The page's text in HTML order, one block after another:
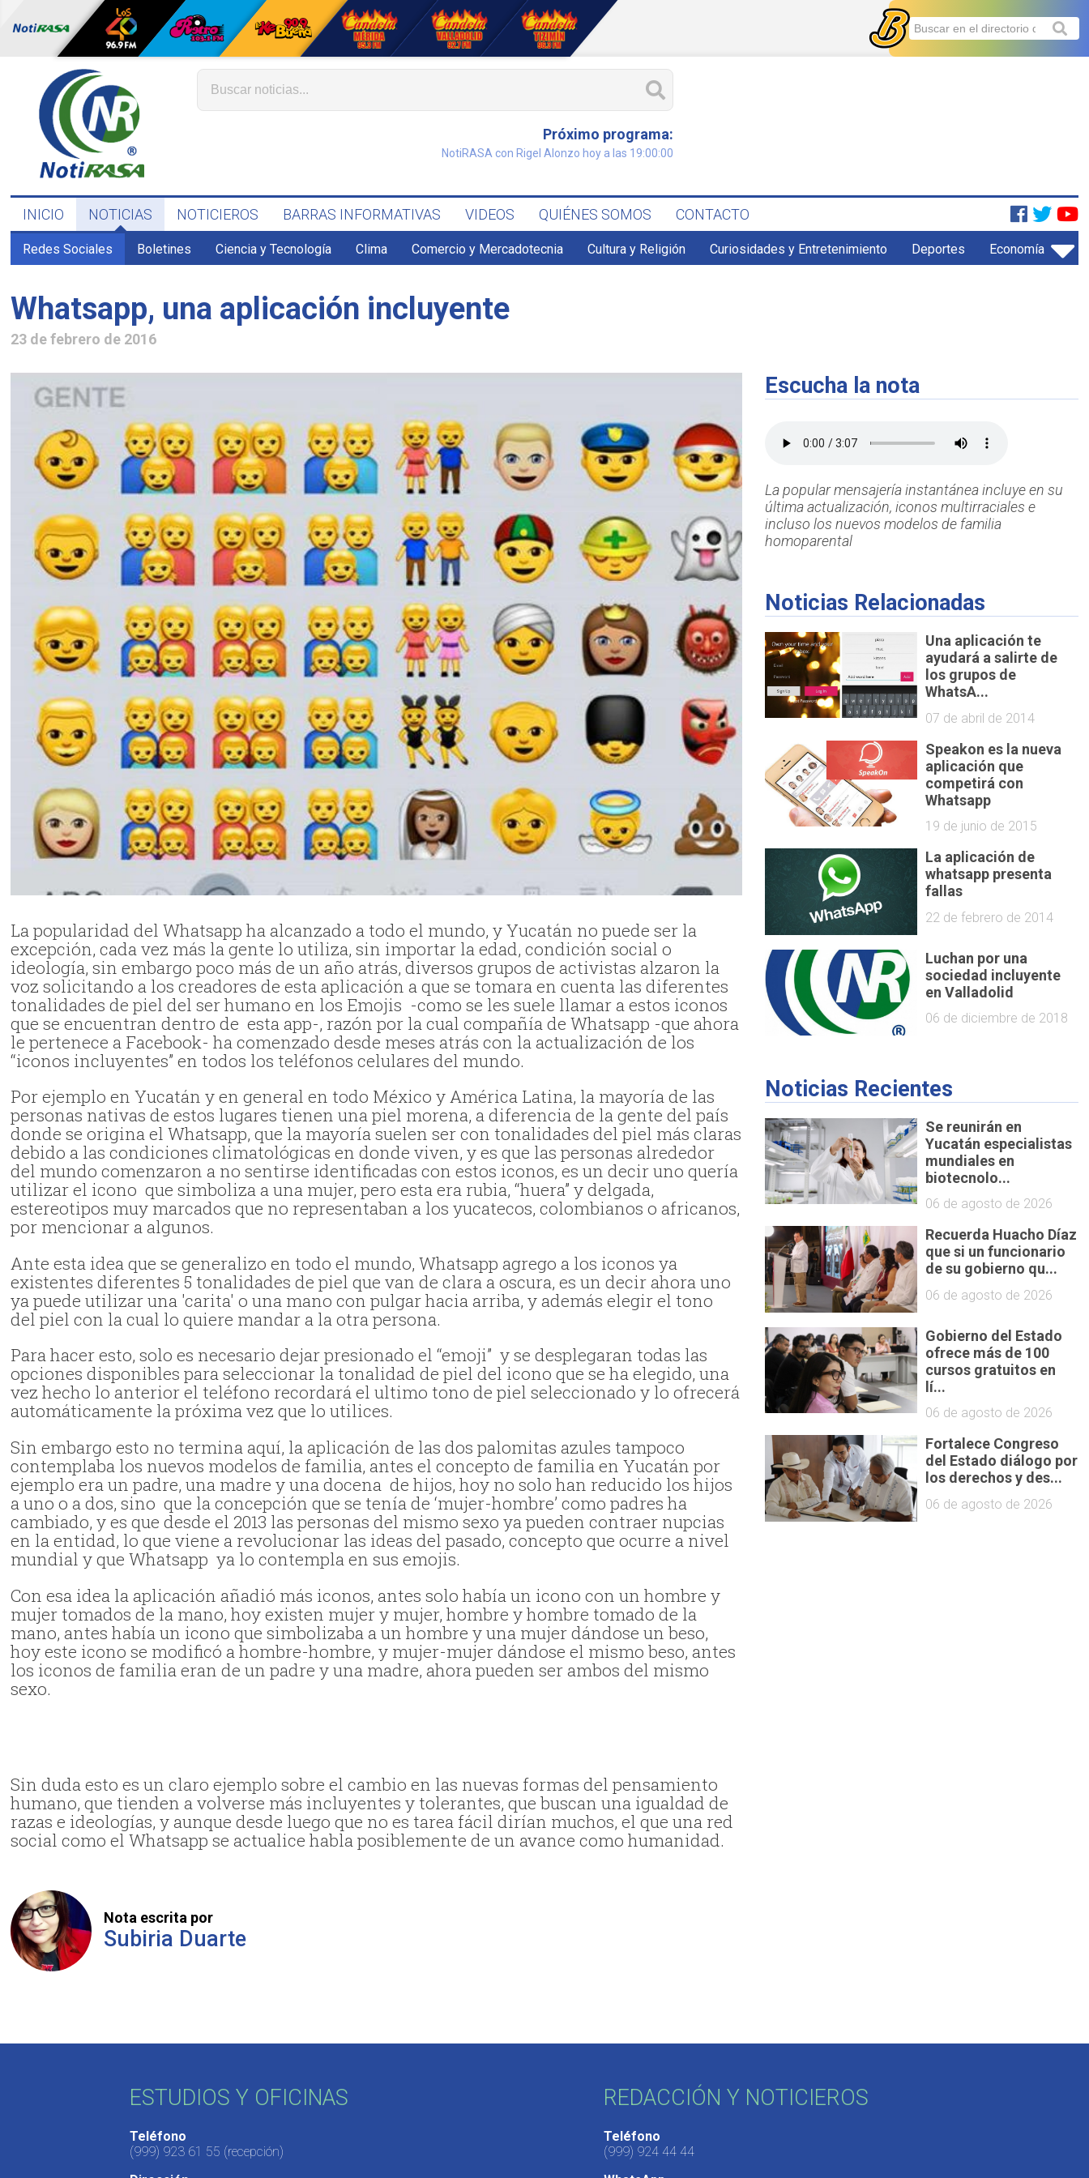
Próximo programa:
NotiRASA con Rigel Alonzo hoy a las 19:00:00
INICIO NOTICIAS NOTICIEROS BARRAS INFORMATIVAS VIDEOS QUIÉNES SOMOS CONTACTO
Redes Sociales Boletines Ciencia y Tecnología Clima Comercio y Mercadotecnia Cultura y Religión Curiosidades y Entretenimiento Deportes Economía
Whatsapp, una aplicación incluyente
23 de febrero de 2016
La popularidad del Whatsapp ha alcanzado a todo el mundo, y Yucatán no puede ser la
excepción, cada vez más la gente lo utiliza, sin importar la edad, condición social o
ideología, sin embargo poco más de un año atrás, diversos grupos de activistas alzaron la
voz solicitando a los creadores de esta aplicación a que se tomara en cuenta las diferentes
tonalidades de piel del ser humano en los Emojis -como se les suele llamar a estos iconos
que se encuentran dentro de esta app-, razón por la cual compañía de Whatsapp -que ahora
le pertenece a Facebook- ha comenzado desde meses atrás con la actualización de los
“iconos incluyentes” en todos los teléfonos celulares del mundo.
Por ejemplo en Yucatán y en general en todo México y América Latina, la mayoría de las
personas nativas de estos lugares tienen una piel morena, a diferencia de la gente del país
donde se origina el Whatsapp, que la mayoría suelen ser con tonalidades del piel más claras
debido a las condiciones climatológicas en donde viven, y es que las personas alrededor
del mundo comenzaron a no sentirse identificadas con estos iconos, es un decir uno quería
utilizar el icono que simboliza a una mujer, pero esta era rubia, “huera” y delgada,
estereotipos muy marcados que no representaban a los yucatecos, colombianos o africanos,
por mencionar a algunos.
Ante esta idea que se generalizo en todo el mundo, Whatsapp agrego a los iconos ya
existentes diferentes 5 tonalidades de piel que van de clara a oscura, es un decir ahora uno
ya puede utilizar una 'carita' o una mano con pulgar hacia arriba, y además elegir el tono
del piel con la cual lo quiere mandar a la otra persona.
Para hacer esto, solo es necesario dejar presionado el “emoji” y se desplegaran todas las
opciones disponibles para seleccionar la tonalidad de piel del icono que se ha elegido, una
vez hecho lo anterior el teléfono recordará el ultimo tono de piel seleccionado y lo ofrecerá
automáticamente la próxima vez que lo utilices.
Sin embargo esto no termina aquí, la aplicación de las dos palomitas azules tampoco
contemplaba los nuevos modelos de familia, antes el concepto de familia en Yucatán por
ejemplo era un padre, una madre y una docena de hijos, hoy no solo han reducido los hijos
a uno o a dos, sino que la concepción que se tenía de ‘mujer-hombre’ como padres ha
cambiado, y es que desde el 2013 las personas del mismo sexo ya pueden contraer nupcias
en la entidad, lo que viene a revolucionar las ideas del pasado, concepto que ocurre a nivel
mundial y que Whatsapp ya lo contempla en sus emojis.
Con esa idea la aplicación añadió más iconos, antes solo había un icono con un hombre y
mujer tomados de la mano, hoy existen mujer y mujer, hombre y hombre tomado de la
mano, antes había un icono que simbolizaba a un hombre y una mujer dándose un beso,
hoy este icono se modificó a hombre-hombre, y mujer-mujer dándose el mismo beso, antes
los iconos de familia eran de un padre y una madre, ahora pueden ser ambos del mismo
sexo.
Sin duda esto es un claro ejemplo sobre el cambio en las nuevas formas del pensamiento
humano, que tienden a volverse más incluyentes y tolerantes, que buscan una igualdad de
razas e ideologías, y aunque desde luego que no es tarea fácil dirían muchos, el que una red
social como el Whatsapp se actualice habla posiblemente de un avance como humanidad.
Nota escrita por
Subiria Duarte
Escucha la nota
La popular mensajería instantánea incluye en su
última actualización, iconos multirraciales e
incluso los nuevos modelos de familia
homoparental
Noticias Relacionadas
Una aplicación te
ayudará a salirte de
los grupos de
WhatsA...
07 de abril de 2014
Speakon es la nueva
aplicación que
competirá con
Whatsapp
19 de junio de 2015
La aplicación de
whatsapp presenta
fallas
22 de febrero de 2014
Luchan por una
sociedad incluyente
en Valladolid
06 de diciembre de 2018
Noticias Recientes
Se reunirán en
Yucatán especialistas
mundiales en
biotecnolo...
06 de agosto de 2026
Recuerda Huacho Díaz
que si un funcionario
de su gobierno qu...
06 de agosto de 2026
Gobierno del Estado
ofrece más de 100
cursos gratuitos en
lí...
06 de agosto de 2026
Fortalece Congreso
del Estado diálogo por
los derechos y des...
06 de agosto de 2026
ESTUDIOS Y OFICINAS
Teléfono
(999) 923 61 55 (recepción)
REDACCIÓN Y NOTICIEROS
Teléfono
(999) 924 44 44